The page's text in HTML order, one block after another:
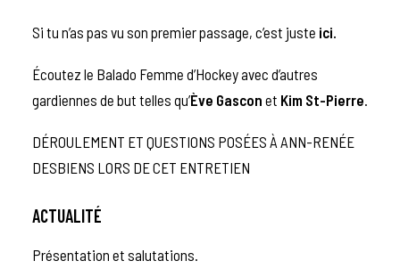
Si tu n’as pas vu son premier passage, c’est juste ici
Écoutez le Balado Femme d’Hockey avec d’autres
gardiennes de but telles qu’Ève Gascon et Kim St-Pierre
DÉROULEMENT ET QUESTIONS POSÉES À ANN-RENÉE
DESBIENS LORS DE CET ENTRETIEN
ACTUALITÉ
Présentation et salutations.